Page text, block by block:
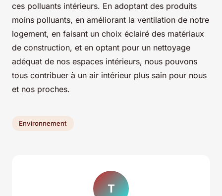
ces polluants intérieurs. En adoptant des produits
moins polluants, en améliorant la ventilation de notre
logement, en faisant un choix éclairé des matériaux
de construction, et en optant pour un nettoyage
adéquat de nos espaces intérieurs, nous pouvons
tous contribuer à un air intérieur plus sain pour nous
et nos proches.
Environnement
T